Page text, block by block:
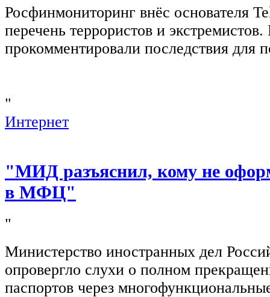
Росфинмониторинг внёс основателя
перечень террористов и
прокомментировали последствия для
"
Интернет
"МИД разъяснил, кому не
в МФЦ"
"
Министерство иностранных дел
опровергло слухи о полном
паспортов через